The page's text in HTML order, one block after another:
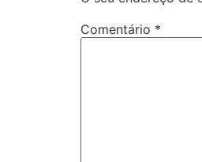
Comentário *